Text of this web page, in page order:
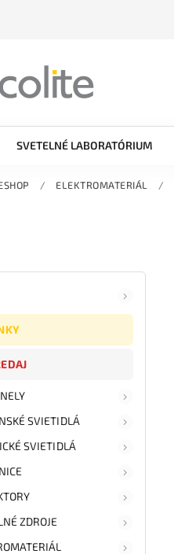
SVETELNÉ LABORATÓRIUM
/ ELEKTROMATERIÁL /
SVIETIDLÁ
SVIETIDLÁ
ZDROJE